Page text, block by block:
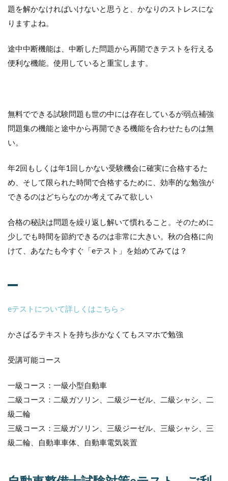
題を解かなければいけないと思うと、かなりのストレスにな
りますよね。
途中中断機能は、中断した問題から再開できテストを行える
便利な機能。使用していると重宝します。
無料でできる試験問題も世の中には存在しているが弱点補強
問題集の機能と途中から再開できる機能を合わせたものは無
い。
年2回もしくは年1回しかない受験機会に確実に合格するた
め、そして限られた時間で合格するために、効率的な勉強が
できるのはどちらなのか考えてみて欲しい
合格の秘訣は問題を繰り返し解いて慣れること。そのために
少しでも時間を節約できるのは非常に大きい。秋の合格に向
けて、あなたも今すぐ「eテスト」を始めてみては？
eテストについて詳しくはこちら＞
かさばるテキストを持ち歩かなくてもスマホで勉強
受講可能コース
一級コース：一級小型自動車
二級コース：二級ガソリン、二級ジーゼル、二級シャシ、二
級二輪
三級コース：三級ガソリン、三級ジーゼル、三級シャシ、三
級二輪、自動車車体、自動車電気装置